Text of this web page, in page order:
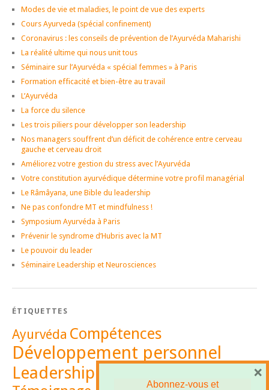
Modes de vie et maladies, le point de vue des experts
Cours Ayurveda (spécial confinement)
Coronavirus : les conseils de prévention de l’Ayurvéda Maharishi
La réalité ultime qui nous unit tous
Séminaire sur l’Ayurvéda « spécial femmes » à Paris
Formation efficacité et bien-être au travail
L’Ayurvéda
La force du silence
Les trois piliers pour développer son leadership
Nos managers souffrent d’un déficit de cohérence entre cerveau
gauche et cerveau droit
Améliorez votre gestion du stress avec l’Ayurvéda
Votre constitution ayurvédique détermine votre profil managérial
Le Râmâyana, une Bible du leadership
Ne pas confondre MT et mindfulness !
Symposium Ayurvéda à Paris
Prévenir le syndrome d’Hubris avec la MT
Le pouvoir du leader
Séminaire Leadership et Neurosciences
ÉTIQUETTES
Ayurvéda Compétences
Développement personnel
Leadership
Abonnez-vous et
×